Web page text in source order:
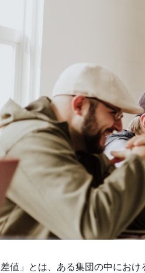
差値」とは、ある集団の中にお